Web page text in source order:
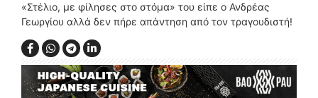
«Στέλιο, με φίλησες στο στόμα» του είπε ο Ανδρέας
Γεωργίου αλλά δεν πήρε απάντηση από τον τραγουδιστή!